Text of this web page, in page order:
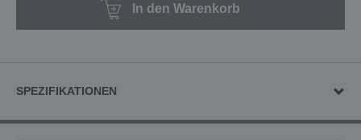
In den Warenkorb
SPEZIFIKATIONEN